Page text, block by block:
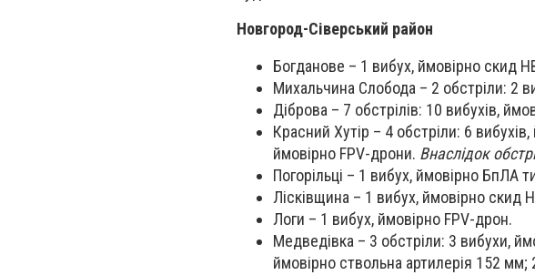
Новгород-Сіверський район
Богданове – 1 вибух, ймовірно скид
Михальчина Слобода – 2 обстріли: 2
Діброва – 7 обстрілів: 10 вибухів,
Красний Хутір – 4 обстріли: 6
ймовірно FPV-дрони. Внаслідок
Погорільці – 1 вибух, ймовірно БпЛА
Лісківщина – 1 вибух, ймовірно скид
Логи – 1 вибух, ймовірно FPV-дрон.
Медведівка – 3 обстріли: 3 вибухи,
ймовірно ствольна артилерія 152